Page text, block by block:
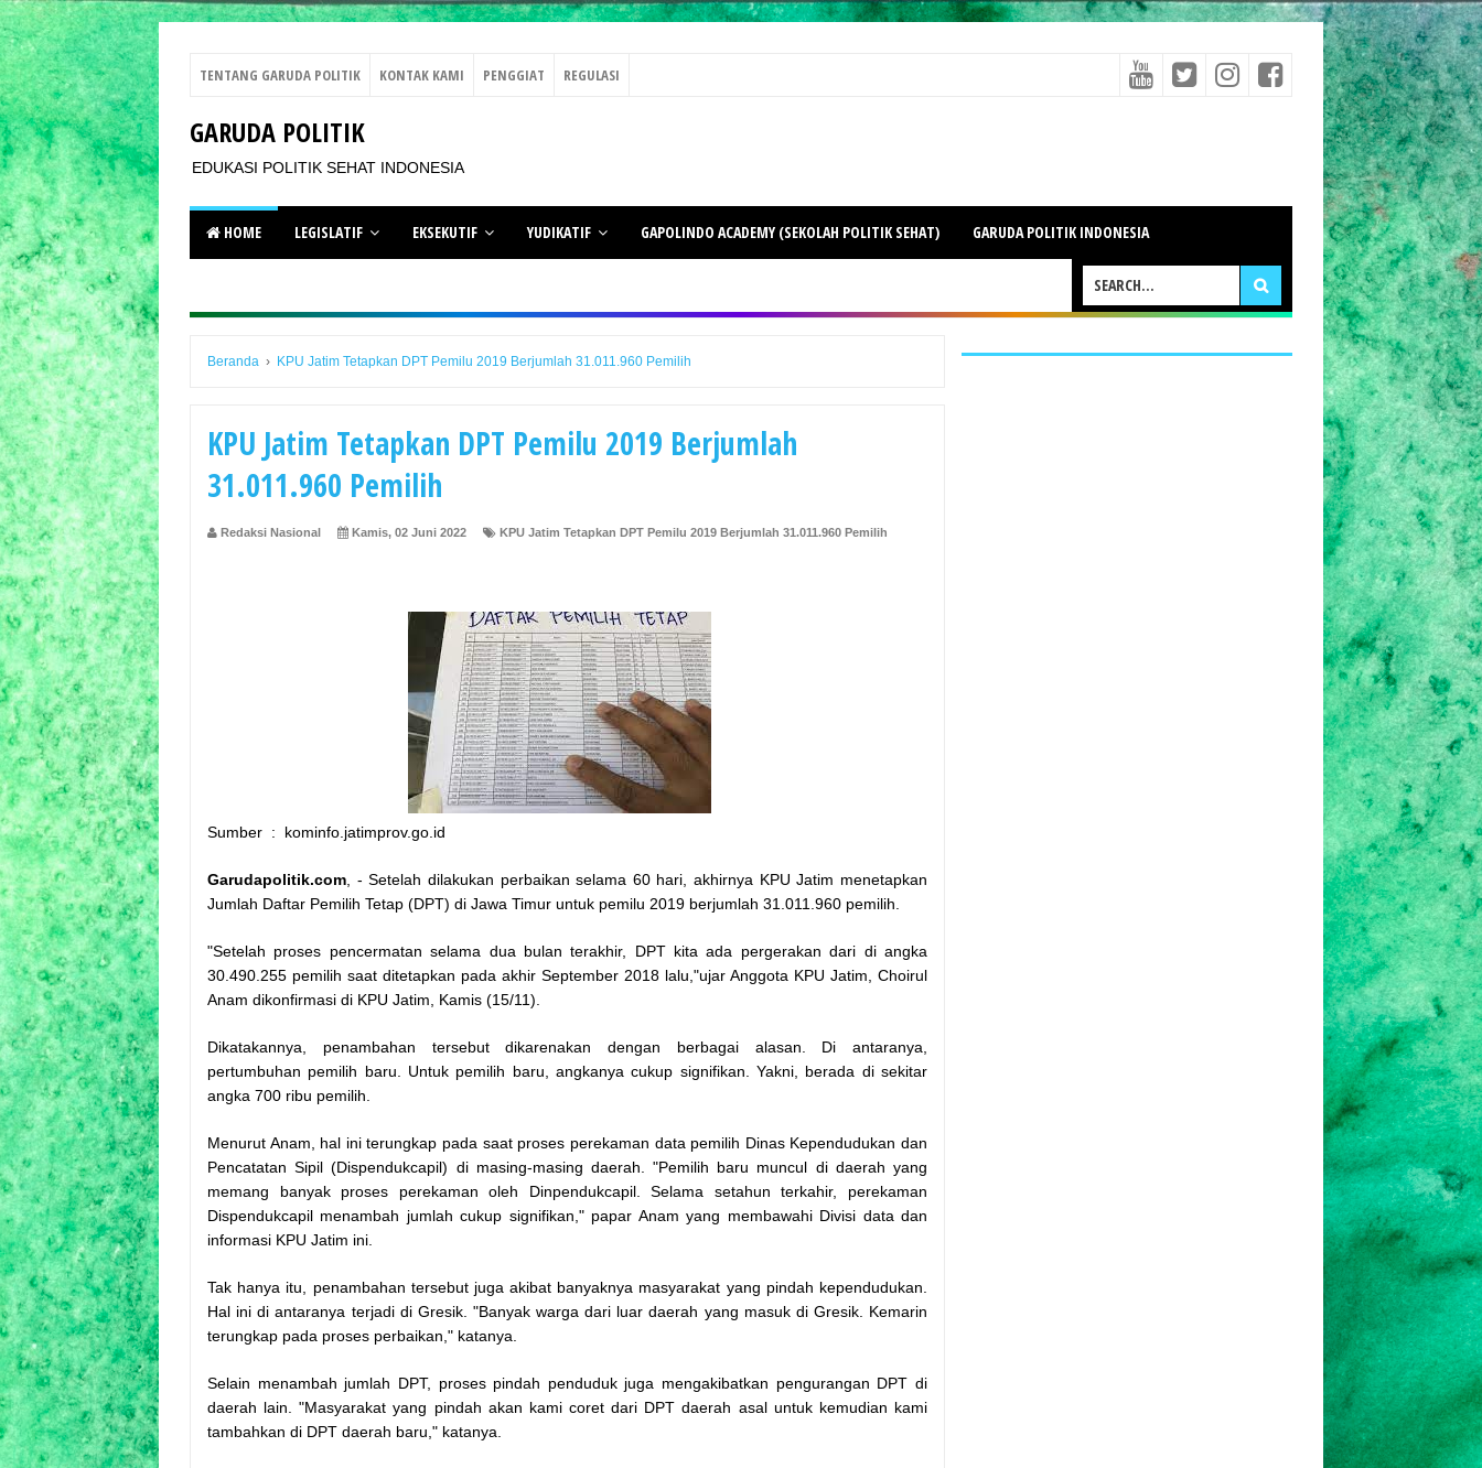
TENTANG GARUDA POLITIK KONTAK KAMI PENGGIAT REGULASI
GARUDA POLITIK
EDUKASI POLITIK SEHAT INDONESIA
HOME LEGISLATIF EKSEKUTIF YUDIKATIF GAPOLINDO ACADEMY (SEKOLAH POLITIK SEHAT) GARUDA POLITIK INDONESIA
Beranda › KPU Jatim Tetapkan DPT Pemilu 2019 Berjumlah 31.011.960 Pemilih
KPU Jatim Tetapkan DPT Pemilu 2019 Berjumlah
31.011.960 Pemilih
Redaksi Nasional Kamis, 02 Juni 2022 KPU Jatim Tetapkan DPT Pemilu 2019 Berjumlah 31.011.960 Pemilih
Sumber : kominfo.jatimprov.go.id
Garudapolitik.com , - Setelah dilakukan perbaikan selama 60 hari, akhirnya KPU Jatim menetapkan
Jumlah Daftar Pemilih Tetap (DPT) di Jawa Timur untuk pemilu 2019 berjumlah 31.011.960 pemilih.
"Setelah proses pencermatan selama dua bulan terakhir, DPT kita ada pergerakan dari di angka
30.490.255 pemilih saat ditetapkan pada akhir September 2018 lalu,"ujar Anggota KPU Jatim, Choirul
Anam dikonfirmasi di KPU Jatim, Kamis (15/11).
Dikatakannya, penambahan tersebut dikarenakan dengan berbagai alasan. Di antaranya,
pertumbuhan pemilih baru. Untuk pemilih baru, angkanya cukup signifikan. Yakni, berada di sekitar
angka 700 ribu pemilih.
Menurut Anam, hal ini terungkap pada saat proses perekaman data pemilih Dinas Kependudukan dan
Pencatatan Sipil (Dispendukcapil) di masing-masing daerah. "Pemilih baru muncul di daerah yang
memang banyak proses perekaman oleh Dinpendukcapil. Selama setahun terkahir, perekaman
Dispendukcapil menambah jumlah cukup signifikan," papar Anam yang membawahi Divisi data dan
informasi KPU Jatim ini.
Tak hanya itu, penambahan tersebut juga akibat banyaknya masyarakat yang pindah kependudukan.
Hal ini di antaranya terjadi di Gresik. "Banyak warga dari luar daerah yang masuk di Gresik. Kemarin
terungkap pada proses perbaikan," katanya.
Selain menambah jumlah DPT, proses pindah penduduk juga mengakibatkan pengurangan DPT di
daerah lain. "Masyarakat yang pindah akan kami coret dari DPT daerah asal untuk kemudian kami
tambahkan di DPT daerah baru," katanya.